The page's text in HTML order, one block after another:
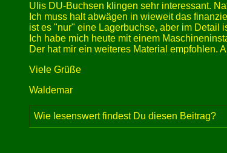
Ulis DU-Buchsen klingen sehr interessant.
Ich muss halt abwägen in wieweit das
ist es "nur" eine Lagerbuchse, aber im Detail
Ich habe mich heute mit einem
Der hat mir ein weiteres Material empfohlen.
Viele Grüße
Waldemar
Wie lesenswert findest Du diesen